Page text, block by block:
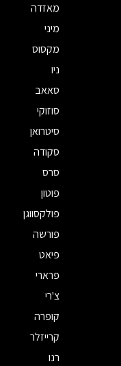
מאזדה
מיני
מקסוס
ניו
סאאב
סוזוקי
סיטרואן
סקודה
סרס
פוטון
פולקסווגן
פורשה
פיאט
פרארי
צ'רי
קופרה
קרייזלר
רנו